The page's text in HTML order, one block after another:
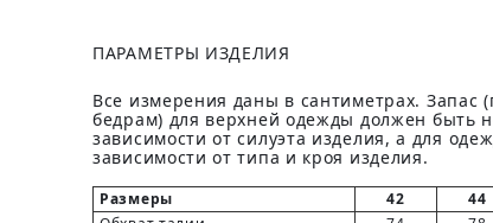
ПАРАМЕТРЫ ИЗДЕЛИЯ
Все измерения даны в сантиметрах. Запас
бедрам) для верхней одежды должен быть
зависимости от силуэта изделия, а для
зависимости от типа и кроя изделия.
Размеры 42 44